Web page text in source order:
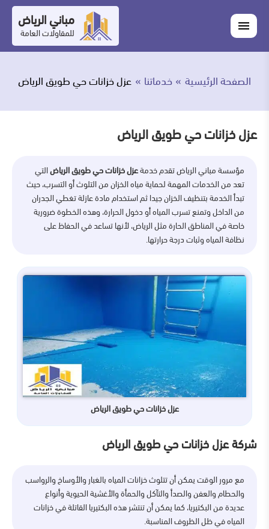
إلى
المحتوى
القائمة
مباني الرياض
للمقاولات العامة
اغلاق
القائمة
نحن
أعمالنا
المدونة
اتصل
الصفحة الرئيسية خدماتنا عزل خزانات حي طويق الرياض
عزل خزانات حي طويق الرياض
مؤسسة مباني الرياض تقدم خدمةعزل خزانات حي طويق الرياضالتي
تعد من الخدمات المهمة لحماية مياه الخزان من التلوث أو التسرب، حيث
تبدأ الخدمة بتنظيف الخزان جيدا ثم استخدام مادة عازلة تغطي الجدران
من الداخل وتمنع تسرب المياه أو دخول الحرارة، وهذه الخطوة ضرورية
خاصة في المناطق الحارة مثل الرياض، لأنها تساعد في الحفاظ على
نظافة المياه وثبات درجة حرارتها.
عزل خزانات حي طويق الرياض
شركة عزل خزانات حي طويق الرياض
مع مرور الوقت يمكن أن تتلوث خزانات المياه بالغبار والأوساخ والرواسب
والحطام والعفن والصدأ والتآكل والحمأة والأغشية الحيوية وأنواع
عديدة من البكتيريا، كما يمكن أن تنتشر هذه البكتيريا القاتلة في خزانات
المياه في ظل الظروف المناسبة.